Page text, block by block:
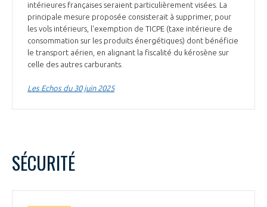
intérieures françaises seraient particulièrement visées. La
principale mesure proposée consisterait à supprimer, pour
les vols intérieurs, l'exemption de TICPE (taxe intérieure de
consommation sur les produits énergétiques) dont bénéficie
le transport aérien, en alignant la fiscalité du kérosène sur
celle des autres carburants.
Les Echos du 30 juin 2025
SÉCURITÉ